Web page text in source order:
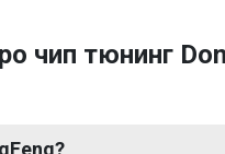
чип тюнинг